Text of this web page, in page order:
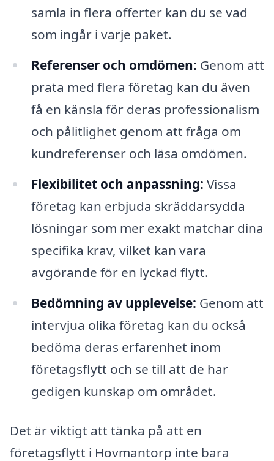
samla in flera offerter kan du se vad
som ingår i varje paket.
Referenser och omdömen: Genom att
prata med flera företag kan du även
få en känsla för deras professionalism
och pålitlighet genom att fråga om
kundreferenser och läsa omdömen.
Flexibilitet och anpassning: Vissa
företag kan erbjuda skräddarsydda
lösningar som mer exakt matchar dina
specifika krav, vilket kan vara
avgörande för en lyckad flytt.
Bedömning av upplevelse: Genom att
intervjua olika företag kan du också
bedöma deras erfarenhet inom
företagsflytt och se till att de har
gedigen kunskap om området.
Det är viktigt att tänka på att en
företagsflytt i Hovmantorp inte bara